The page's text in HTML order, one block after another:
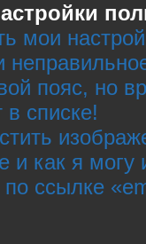
мои
пояс, но
в списке!
и как я могу
ссылке